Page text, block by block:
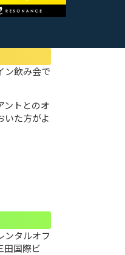
ン飲み会で
ントとのオ
いた方がよ
ンタルオフ
田国際ビ